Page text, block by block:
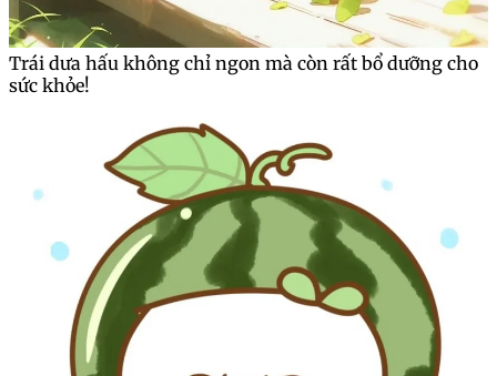
Trái dưa hấu không chỉ ngon mà còn rất bổ dưỡng cho